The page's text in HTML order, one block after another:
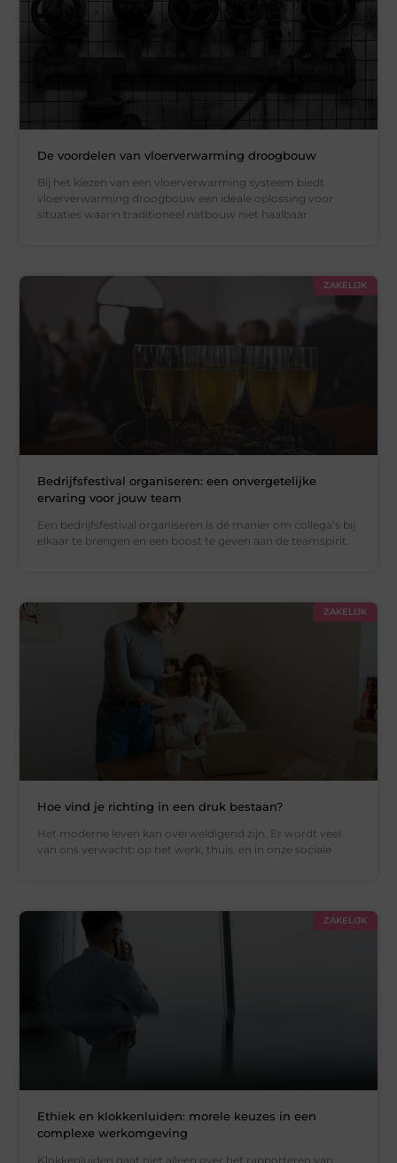
De voordelen van vloerverwarming droogbouw
Bij het kiezen van een vloerverwarming systeem biedt
vloerverwarming droogbouw een ideale oplossing voor
situaties waarin traditioneel natbouw niet haalbaar
ZAKELIJK
Bedrijfsfestival organiseren: een onvergetelijke
ervaring voor jouw team
Een bedrijfsfestival organiseren is dé manier om collega’s bij
elkaar te brengen en een boost te geven aan de teamspirit.
ZAKELIJK
Hoe vind je richting in een druk bestaan?
Het moderne leven kan overweldigend zijn. Er wordt veel
van ons verwacht: op het werk, thuis, en in onze sociale
ZAKELIJK
Ethiek en klokkenluiden: morele keuzes in een
complexe werkomgeving
Klokkenluiden gaat niet alleen over het rapporteren van